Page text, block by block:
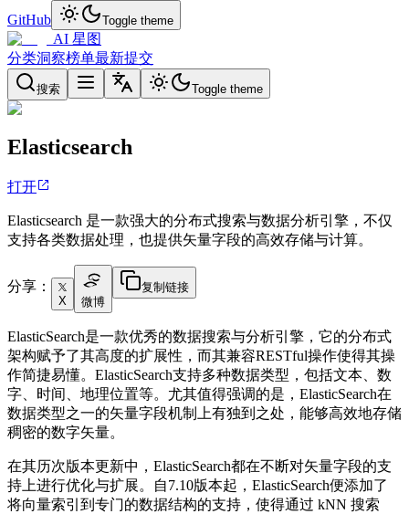
GitHub Toggle theme
AI 星图
分类洞察榜单最新提交
搜索 Toggle theme
Elasticsearch
打开
Elasticsearch 是一款强大的分布式搜索与数据分析引擎，不仅
支持各类数据处理，也提供矢量字段的高效存储与计算。
分享：
X 微博
复制链接
ElasticSearch是一款优秀的数据搜索与分析引擎，它的分布式
架构赋予了其高度的扩展性，而其兼容RESTful操作使得其操
作简捷易懂。ElasticSearch支持多种数据类型，包括文本、数
字、时间、地理位置等。尤其值得强调的是，ElasticSearch在
数据类型之一的矢量字段机制上有独到之处，能够高效地存储
稠密的数字矢量。
在其历次版本更新中，ElasticSearch都在不断对矢量字段的支
持上进行优化与扩展。自7.10版本起，ElasticSearch便添加了
将向量索引到专门的数据结构的支持，使得通过 kNN 搜索